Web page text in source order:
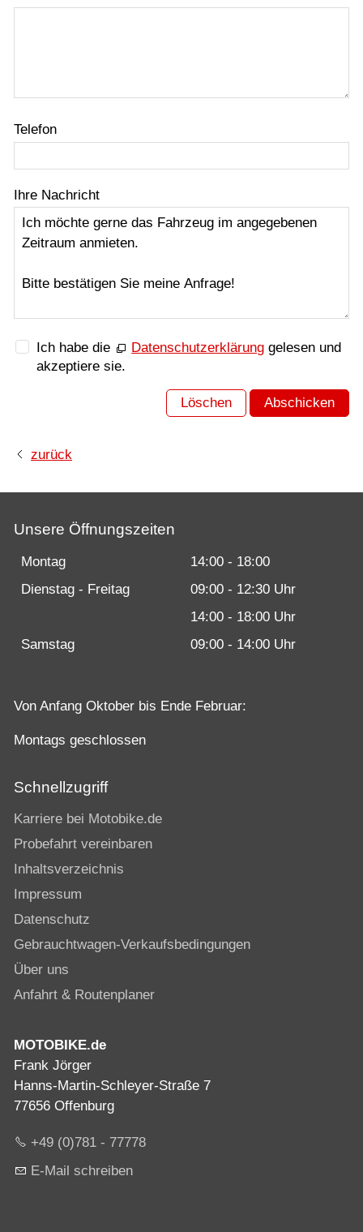
Telefon
Ihre Nachricht
Ich habe die Datenschutzerklärung gelesen und
akzeptiere sie.
Löschen Abschicken
zurück
Unsere Öffnungszeiten
Montag
14:00 - 18:00
Dienstag - Freitag
09:00 - 12:30 Uhr
14:00 - 18:00 Uhr
Samstag
09:00 - 14:00 Uhr
Von Anfang Oktober bis Ende Februar:
Montags geschlossen
Schnellzugriff
Karriere bei Motobike.de
Probefahrt vereinbaren
Inhaltsverzeichnis
Impressum
Datenschutz
Gebrauchtwagen-Verkaufsbedingungen
Über uns
Anfahrt & Routenplaner
MOTOBIKE.de
Frank Jörger
Hanns-Martin-Schleyer-Straße 7
77656 Offenburg
+49 (0)781 - 77778
E-Mail schreiben